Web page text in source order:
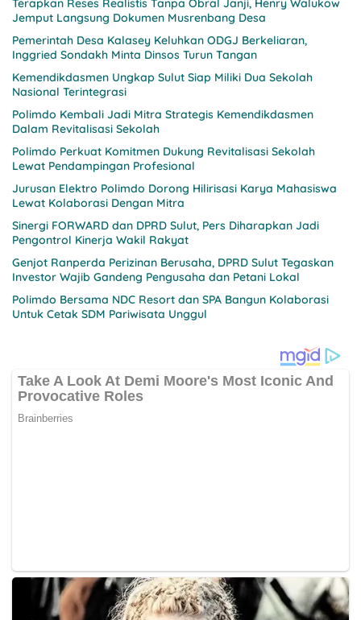
Jemput Langsung Dokumen Musrenbang Desa
Pemerintah Desa Kalasey Keluhkan ODGJ Berkeliaran,
Inggried Sondakh Minta Dinsos Turun Tangan
Kemendikdasmen Ungkap Sulut Siap Miliki Dua Sekolah
Nasional Terintegrasi
Polimdo Kembali Jadi Mitra Strategis Kemendikdasmen
Dalam Revitalisasi Sekolah
Polimdo Perkuat Komitmen Dukung Revitalisasi Sekolah
Lewat Pendampingan Profesional
Jurusan Elektro Polimdo Dorong Hilirisasi Karya Mahasiswa
Lewat Kolaborasi Dengan Mitra
Sinergi FORWARD dan DPRD Sulut, Pers Diharapkan Jadi
Pengontrol Kinerja Wakil Rakyat
Genjot Ranperda Perizinan Berusaha, DPRD Sulut Tegaskan
Investor Wajib Gandeng Pengusaha dan Petani Lokal
Polimdo Bersama NDC Resort dan SPA Bangun Kolaborasi
Untuk Cetak SDM Pariwisata Unggul